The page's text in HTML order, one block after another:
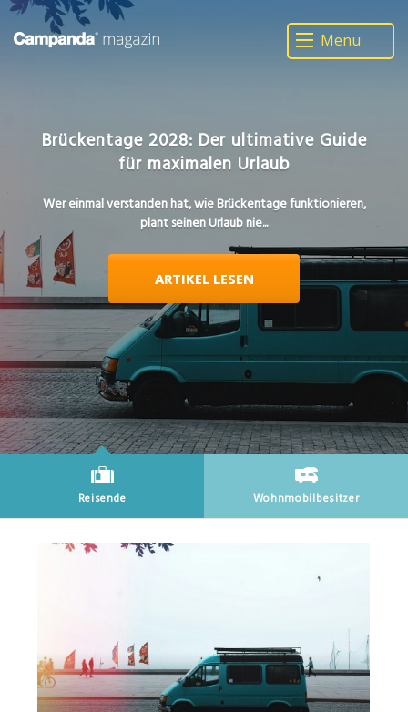
Menu
Brückentage 2028: Der ultimative Guide
für maximalen Urlaub
Wer einmal verstanden hat, wie Brückentage funktionieren,
plant seinen Urlaub nie...
ARTIKEL LESEN
Neueste Artikel für
Reisende Wohnmobilbesitzer